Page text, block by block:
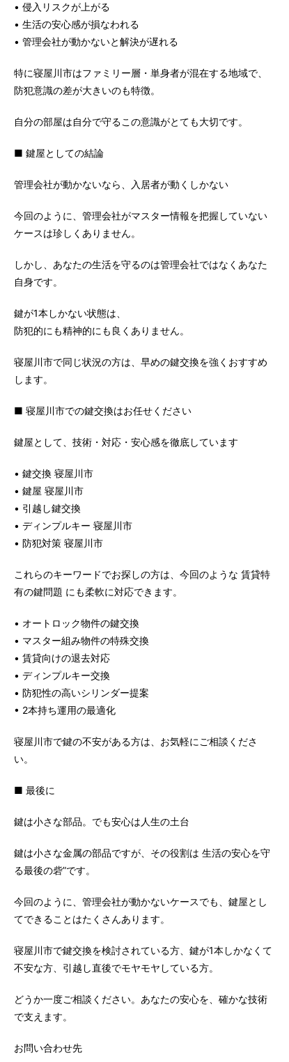
• 侵入リスクが上がる
• 生活の安心感が損なわれる
• 管理会社が動かないと解決が遅れる
特に寝屋川市はファミリー層・単身者が混在する地域で、
防犯意識の差が大きいのも特徴。
自分の部屋は自分で守るこの意識がとても大切です。
■ 鍵屋としての結論
管理会社が動かないなら、入居者が動くしかない
今回のように、管理会社がマスター情報を把握していない
ケースは珍しくありません。
しかし、あなたの生活を守るのは管理会社ではなくあなた
自身です。
鍵が1本しかない状態は、
防犯的にも精神的にも良くありません。
寝屋川市で同じ状況の方は、早めの鍵交換を強くおすすめ
します。
■ 寝屋川市での鍵交換はお任せください
鍵屋として、技術・対応・安心感を徹底しています
• 鍵交換 寝屋川市
• 鍵屋 寝屋川市
• 引越し鍵交換
• ディンプルキー 寝屋川市
• 防犯対策 寝屋川市
これらのキーワードでお探しの方は、今回のような 賃貸特
有の鍵問題 にも柔軟に対応できます。
• オートロック物件の鍵交換
• マスター組み物件の特殊交換
• 賃貸向けの退去対応
• ディンプルキー交換
• 防犯性の高いシリンダー提案
• 2本持ち運用の最適化
寝屋川市で鍵の不安がある方は、お気軽にご相談くださ
い。
■ 最後に
鍵は小さな部品。でも安心は人生の土台
鍵は小さな金属の部品ですが、その役割は 生活の安心を守
る最後の砦”です。
今回のように、管理会社が動かないケースでも、鍵屋とし
てできることはたくさんあります。
寝屋川市で鍵交換を検討されている方、鍵が1本しかなくて
不安な方、引越し直後でモヤモヤしている方。
どうか一度ご相談ください。あなたの安心を、確かな技術
で支えます。
お問い合わせ先